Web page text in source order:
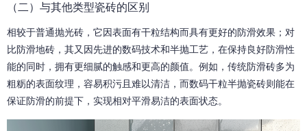
（二）与其他类型瓷砖的区别
相较于普通抛光砖，它因表面有干粒结构而具有更好的防滑效果；对
比防滑地砖，其又因先进的数码技术和半抛工艺，在保持良好防滑性
能的同时，拥有更细腻的触感和更高的颜值。例如，传统防滑砖多为
粗粝的表面纹理，容易积污且难以清洁，而数码干粒半抛瓷砖则能在
保证防滑的前提下，实现相对平滑易洁的表面状态。